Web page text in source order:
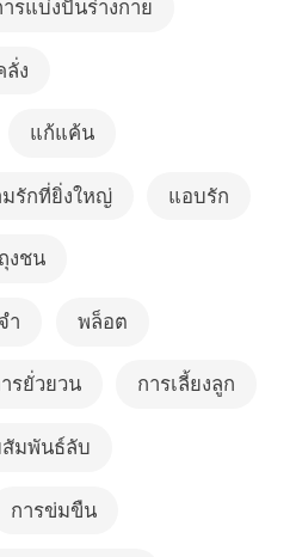
ารแบ่งปันร่างกาย
ลั่ง
แก้แค้น
มรักที่ยิ่งใหญ่ แอบรัก
งชน
ำ พล็อต
รยั่วยวน การเลี้ยงลูก
มพันธ์ลับ
การข่มขืน